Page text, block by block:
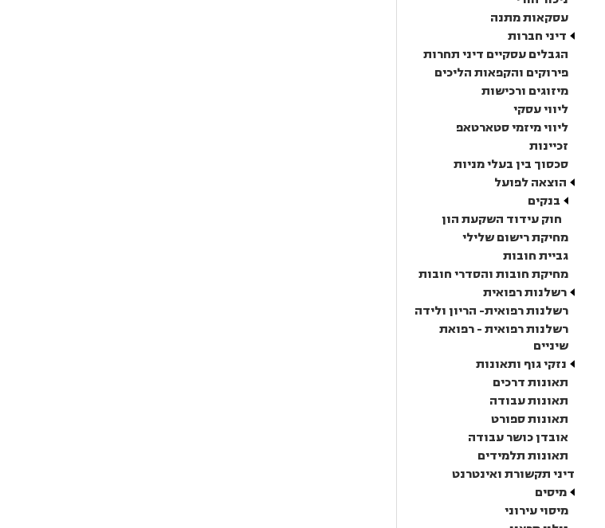
עסקאות מתנה
דיני חברות
הגבלים עסקיים דיני תחרות
פירוקים והקפאות הליכים
מיזוגים ורכישות
ליווי עסקי
ליווי מיזמי סטארטאפ
זכיינות
סכסוך בין בעלי מניות
הוצאה לפועל
בנקים
חוק עידוד השקעת הון
מחיקת רישום שלילי
גביית חובות
מחיקת חובות והסדרי חובות
רשלנות רפואית
רשלנות רפואית- הריון ולידה
רשלנות רפואית - רפואת
שיניים
נזקי גוף ותאונות
תאונות דרכים
תאונות עבודה
תאונות ספורט
אובדן כושר עבודה
תאונות תלמידים
דיני תקשורת ואינטרנט
מיסים
מיסוי עירוני